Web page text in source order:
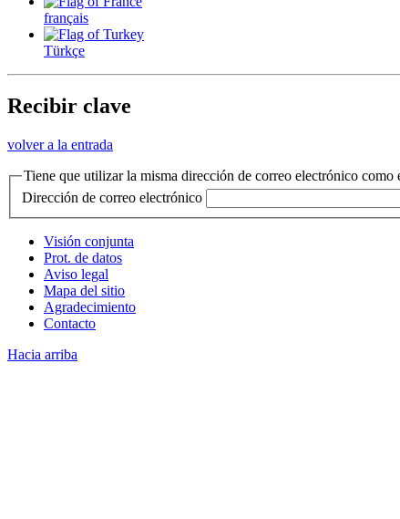
français
Türkçe
Recibir clave
volver a la entrada
Tiene que utilizar la misma dirección de correo electrónico como
Dirección de correo electrónico
Visión conjunta
Prot. de datos
Aviso legal
Mapa del sitio
Agradecimiento
Contacto
Hacia arriba